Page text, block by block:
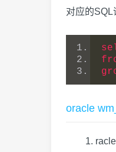
对应的SQL
oracle